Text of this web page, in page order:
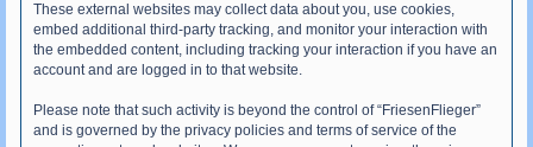
These external websites may collect data about you, use cookies,
embed additional third-party tracking, and monitor your interaction with
the embedded content, including tracking your interaction if you have an
account and are logged in to that website.
Please note that such activity is beyond the control of “FriesenFlieger”
and is governed by the privacy policies and terms of service of the